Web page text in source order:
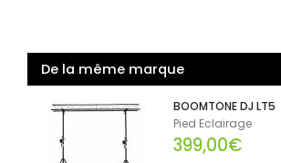
De la même marque
BOOMTONE DJ LT5
Pied Eclairage
399,00€